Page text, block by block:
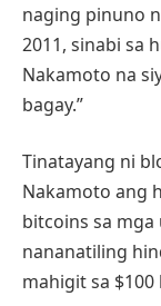
naging pinuno
2011, sinabi sa
Nakamoto na
bagay.”
Tinatayang ni
Nakamoto ang
bitcoins sa mga
nananatiling
mahigit sa